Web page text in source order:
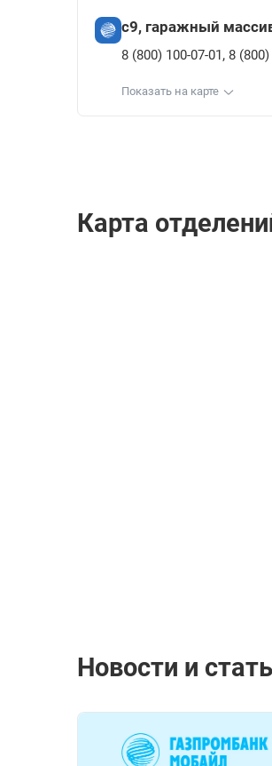
с9, гаражный
8 (800) 100-07-01, 8 (800)
Показать на карте
Карта
Новости и